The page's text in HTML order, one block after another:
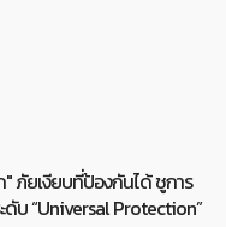
ภัยเงียบที่ป้องกันได้ ชูการ
บ “Universal Protection”